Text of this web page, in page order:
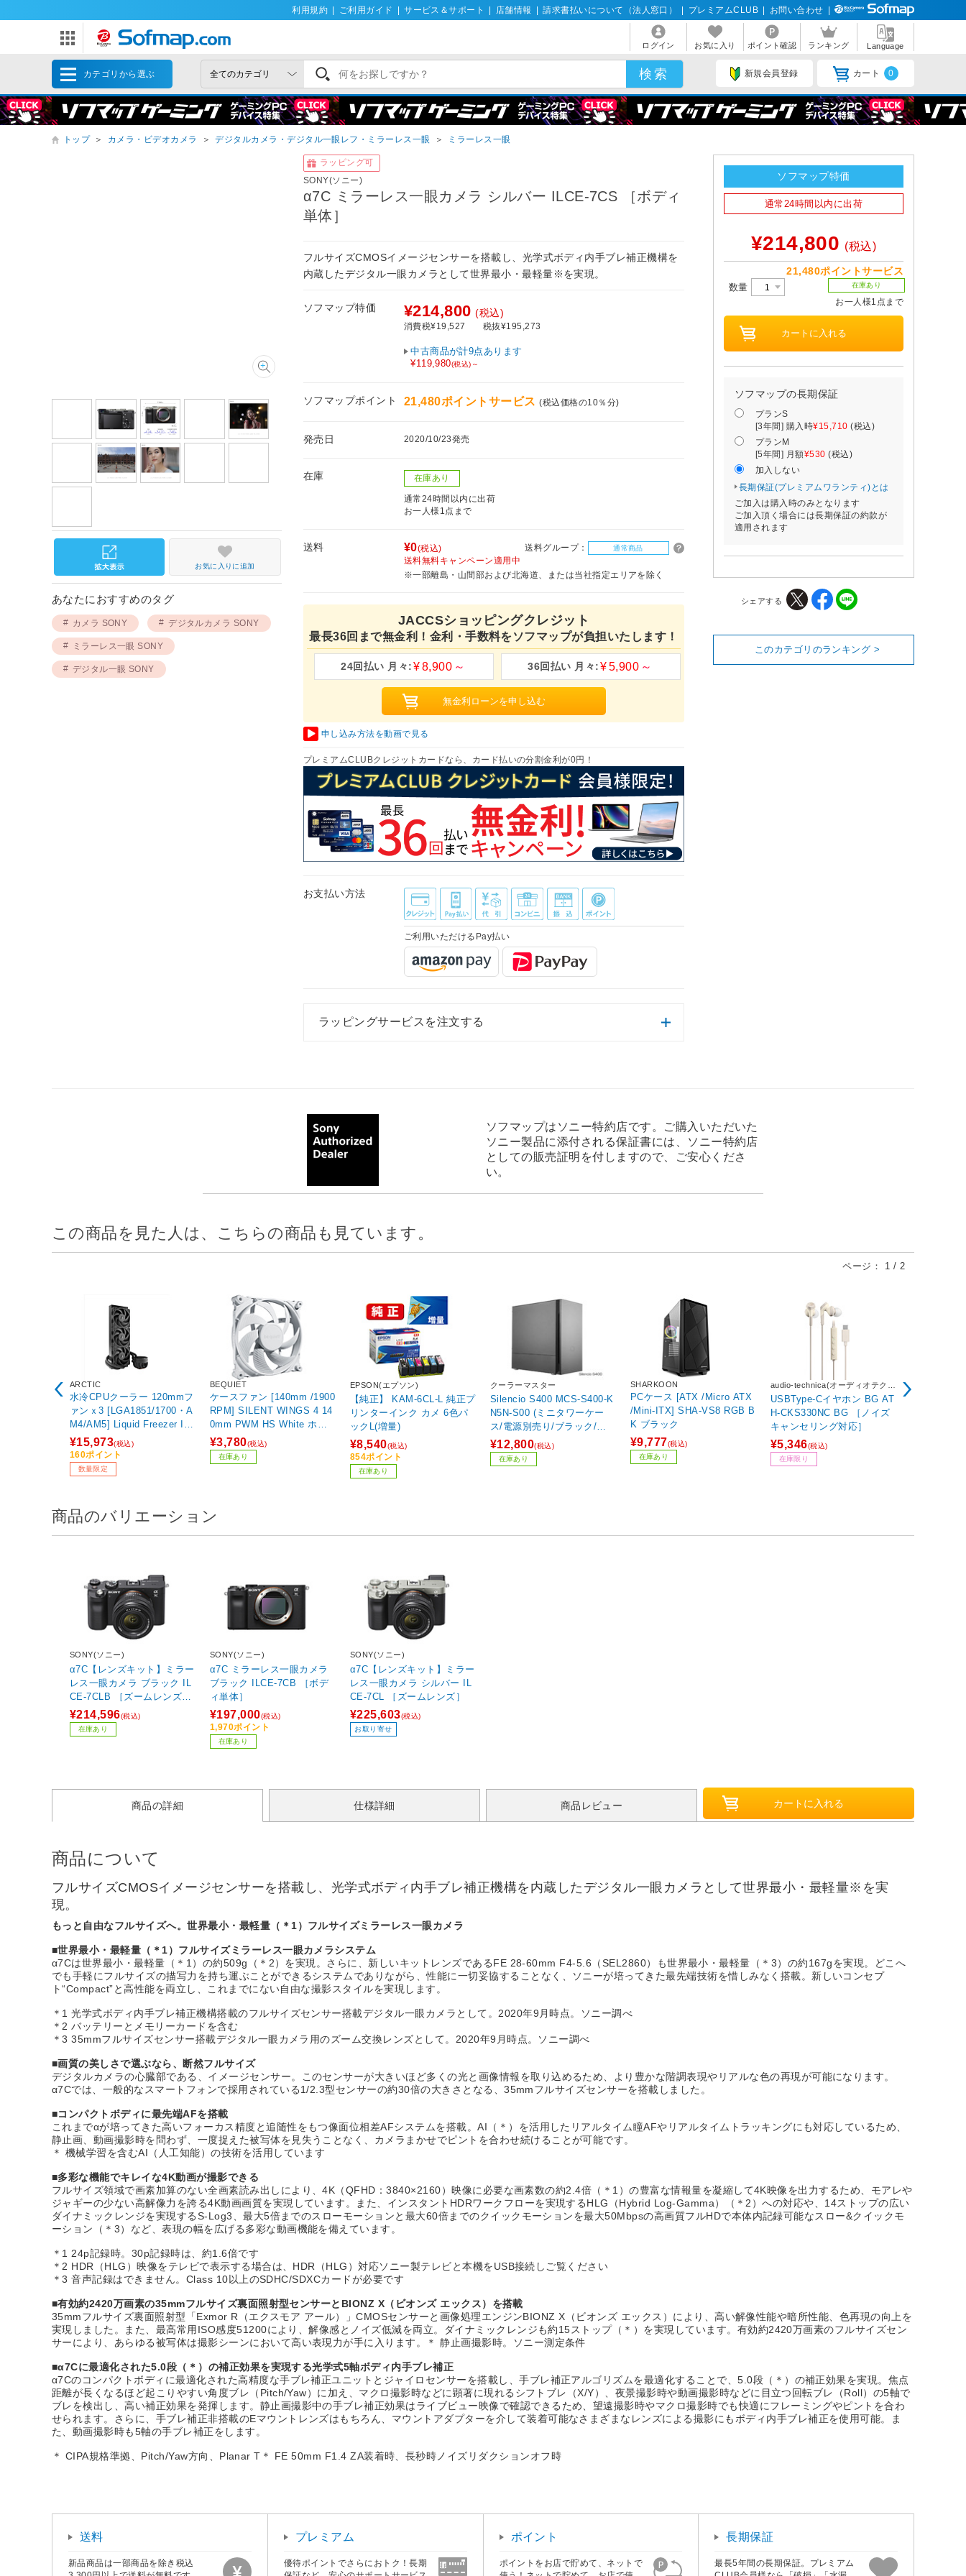
利用規約 ご利用ガイド サービス＆サポート 店舗情報 請求書払いについて（法人窓口） プレミアムCLUB お問い合わせ
ログイン お気に入り ポイント確認 ランキング Language
カテゴリから選ぶ 新規会員登録 カート 0
トップ ＞ カメラ・ビデオカメラ ＞ デジタルカメラ・デジタル一眼レフ・ミラーレス一眼 ＞ ミラーレス一眼
ラッピング可
SONY(ソニー)
α7C ミラーレス一眼カメラ シルバー ILCE-7CS ［ボディ
単体］
フルサイズCMOSイメージセンサーを搭載し、光学式ボディ内手ブレ補正機構を
内蔵したデジタル一眼カメラとして世界最小・最軽量※を実現。
ソフマップ特価 ¥214,800 (税込)
消費税¥19,527 税抜¥195,273
中古商品が計9点あります
¥119,980(税込)～
ソフマップポイント 21,480ポイントサービス(税込価格の10％分)
発売日 2020/10/23発売
在庫 在庫あり
通常24時間以内に出荷
お一人様1点まで
送料 ¥0(税込) 送料グループ： 通常商品
送料無料キャンペーン適用中
※一部離島・山間部および北海道、または当社指定エリアを除く
JACCSショッピングクレジット
最長36回まで無金利！金利・手数料をソフマップが負担いたします！
8,900 5,900
申し込み方法を動画で見る
プレミアムCLUBクレジットカードなら、カード払いの分割金利が0円！
お支払い方法
ご利用いただけるPay払い
ラッピングサービスを注文する
お気に入りに追加
あなたにおすすめのタグ
カメラ SONY デジタルカメラ SONY
ミラーレス一眼 SONY
デジタル一眼 SONY
ソフマップ特価
通常24時間以内に出荷
¥214,800 (税込)
21,480ポイントサービス
数量 在庫あり
お一人様1点まで
ソフマップの長期保証
プランS
[3年間] 購入時¥15,710 (税込)
プランM
[5年間] 月額¥530 (税込)
加入しない
長期保証(プレミアムワランティ)とは
ご加入は購入時のみとなります
ご加入頂く場合には長期保証の約款が
適用されます
シェアする
このカテゴリのランキング >
ソフマップはソニー特約店です。ご購入いただいた
ソニー製品に添付される保証書には、ソニー特約店
としての販売証明を付しますので、ご安心くださ
い。
この商品を見た人は、こちらの商品も見ています。
ページ： 1 / 2
ARCTIC
水冷CPUクーラー 120mmフ
ァンｘ3 [LGA1851/1700・A
M4/AM5] Liquid Freezer III
Pro 360 ブラック ACFRE00
180A 【sof001】
¥15,973(税込)
160ポイント
数量限定
BEQUIET
ケースファン [140mm /1900
RPM] SILENT WINGS 4 14
0mm PWM HS White ホワ
イト BL117
¥3,780(税込)
在庫あり
EPSON(エプソン)
【純正】 KAM-6CL-L 純正プ
リンターインク カメ 6色パ
ックL(増量)
¥8,540(税込)
854ポイント
在庫あり
クーラーマスター
Silencio S400 MCS-S400-K
N5N-S00 (ミニタワーケー
ス/電源別売り/ブラック/ソ
リッドパネルモデル)
¥12,800(税込)
在庫あり
SHARKOON
PCケース [ATX /Micro ATX
/Mini-ITX] SHA-VS8 RGB B
K ブラック
¥9,777(税込)
在庫あり
audio-technica(オーディオテクニ
カ)
USBType-Cイヤホン BG AT
H-CKS330NC BG ［ノイズ
キャンセリング対応］
¥5,346(税込)
在庫限り
商品のバリエーション
SONY(ソニー)
α7C【レンズキット】ミラー
レス一眼カメラ ブラック IL
CE-7CLB ［ズームレンズ］
【864】
¥214,596(税込)
在庫あり
SONY(ソニー)
α7C ミラーレス一眼カメラ
ブラック ILCE-7CB ［ボデ
ィ単体］
¥197,000(税込)
1,970ポイント
在庫あり
SONY(ソニー)
α7C【レンズキット】ミラー
レス一眼カメラ シルバー IL
CE-7CL ［ズームレンズ］
¥225,603(税込)
お取り寄せ
商品の詳細 仕様詳細 商品レビュー
商品について
フルサイズCMOSイメージセンサーを搭載し、光学式ボディ内手ブレ補正機構を内蔵したデジタル一眼カメラとして世界最小・最軽量※を実
現。
もっと自由なフルサイズへ。世界最小・最軽量（＊1）フルサイズミラーレス一眼カメラ
■世界最小・最軽量（＊1）フルサイズミラーレス一眼カメラシステム
α7Cは世界最小・最軽量（＊1）の約509g（＊2）を実現。さらに、新しいキットレンズであるFE 28-60mm F4-5.6（SEL2860）も世界最小・最軽量（＊3）の約167gを実現。どこへ
でも手軽にフルサイズの描写力を持ち運ぶことができるシステムでありながら、性能に一切妥協することなく、ソニーが培ってきた最先端技術を惜しみなく搭載。新しいコンセプ
ト“Compact”と高性能を両立し、これまでにない自由な撮影スタイルを実現します。
＊1 光学式ボディ内手ブレ補正機構搭載のフルサイズセンサー搭載デジタル一眼カメラとして。2020年9月時点。ソニー調べ
＊2 バッテリーとメモリーカードを含む
＊3 35mmフルサイズセンサー搭載デジタル一眼カメラ用のズーム交換レンズとして。2020年9月時点。ソニー調べ
■画質の美しさで選ぶなら、断然フルサイズ
デジタルカメラの心臓部である、イメージセンサー。このセンサーが大きいほど多くの光と画像情報を取り込めるため、より豊かな階調表現やリアルな色の再現が可能になります。
α7Cでは、一般的なスマートフォンで採用されている1/2.3型センサーの約30倍の大きさとなる、35mmフルサイズセンサーを搭載しました。
■コンパクトボディに最先端AFを搭載
これまでαが培ってきた高いフォーカス精度と追随性をもつ像面位相差AFシステムを搭載。AI（＊）を活用したリアルタイム瞳AFやリアルタイムトラッキングにも対応しているため、
静止画、動画撮影時を問わず、一度捉えた被写体を見失うことなく、カメラまかせでピントを合わせ続けることが可能です。
＊ 機械学習を含むAI（人工知能）の技術を活用しています
■多彩な機能でキレイな4K動画が撮影できる
フルサイズ領域で画素加算のない全画素読み出しにより、4K（QFHD：3840×2160）映像に必要な画素数の約2.4倍（＊1）の豊富な情報量を凝縮して4K映像を出力するため、モアレや
ジャギーの少ない高解像力を誇る4K動画画質を実現しています。また、インスタントHDRワークフローを実現するHLG（Hybrid Log-Gamma）（＊2）への対応や、14ストップの広い
ダイナミックレンジを実現するS-Log3、最大5倍までのスローモーションと最大60倍までのクイックモーションを最大50Mbpsの高画質フルHDで本体内記録可能なスロー&クイックモ
ーション（＊3）など、表現の幅を広げる多彩な動画機能を備えています。
＊1 24p記録時。30p記録時は、約1.6倍です
＊2 HDR（HLG）映像をテレビで表示する場合は、HDR（HLG）対応ソニー製テレビと本機をUSB接続しご覧ください
＊3 音声記録はできません。Class 10以上のSDHC/SDXCカードが必要です
■有効約2420万画素の35mmフルサイズ裏面照射型センサーとBIONZ X（ビオンズ エックス）を搭載
35mmフルサイズ裏面照射型「Exmor R（エクスモア アール）」CMOSセンサーと画像処理エンジンBIONZ X（ビオンズ エックス）により、高い解像性能や暗所性能、色再現の向上を
実現しました。また、最高常用ISO感度51200により、解像感とノイズ低減を両立。ダイナミックレンジも約15ストップ（＊）を実現しています。有効約2420万画素のフルサイズセン
サーにより、あらゆる被写体は撮影シーンにおいて高い表現力が手に入ります。＊ 静止画撮影時。ソニー測定条件
■α7Cに最適化された5.0段（＊）の補正効果を実現する光学式5軸ボディ内手ブレ補正
α7Cのコンパクトボディに最適化された高精度な手ブレ補正ユニットとジャイロセンサーを搭載し、手ブレ補正アルゴリズムを最適化することで、5.0段（＊）の補正効果を実現。焦点
距離が長くなるほど起こりやすい角度ブレ（Pitch/Yaw）に加え、マクロ撮影時などに顕著に現れるシフトブレ（X/Y）、夜景撮影時や動画撮影時などに目立つ回転ブレ（Roll）の5軸で
ブレを検出し、高い補正効果を発揮します。静止画撮影中の手ブレ補正効果はライブビュー映像で確認できるため、望遠撮影時やマクロ撮影時でも快適にフレーミングやピントを合わ
せられます。さらに、手ブレ補正非搭載のEマウントレンズはもちろん、マウントアダプターを介して装着可能なさまざまなレンズによる撮影にもボディ内手ブレ補正を使用可能。ま
た、動画撮影時も5軸の手ブレ補正をします。
＊ CIPA規格準拠、Pitch/Yaw方向、Planar T＊ FE 50mm F1.4 ZA装着時、長秒時ノイズリダクションオフ時
送料
新品商品は一部商品を除き税込
プレミアム
優待ポイントでさらにおトク！長期
ポイント
ポイントをお店で貯めて、ネットで
長期保証
最長5年間の長期保証。プレミアム